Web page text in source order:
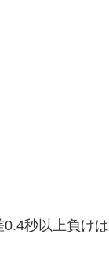
秒以上負け